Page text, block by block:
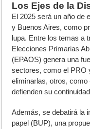
Los Ejes de la
El 2025 será un año de
y Buenos Aires, como
lupa. Entre los temas a
Elecciones Primarias
(EPAOS) genera una
sectores, como el PRO
eliminarlas, otros, como
defienden su
Además, se debatirá la
papel (BUP), una